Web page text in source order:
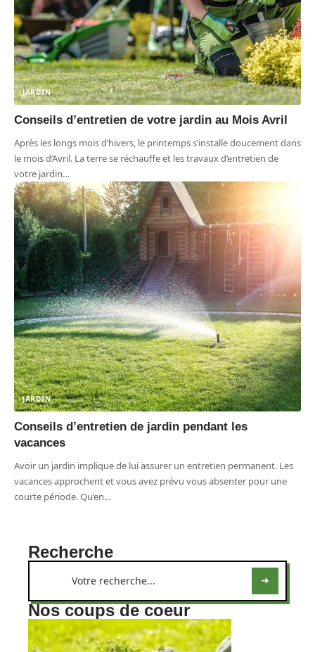
JARDIN
Conseils d’entretien de votre jardin au Mois Avril
Après les longs mois d’hivers, le printemps s’installe doucement dans
le mois d’Avril. La terre se réchauffe et les travaux d’entretien de
votre jardin…
JARDIN
Conseils d’entretien de jardin pendant les
vacances
Avoir un jardin implique de lui assurer un entretien permanent. Les
vacances approchent et vous avez prévu vous absenter pour une
courte période. Qu’en…
Recherche
Nos coups de coeur